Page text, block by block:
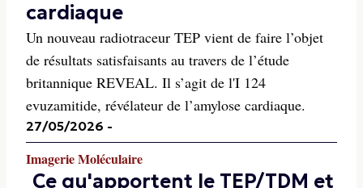
cardiaque
Un nouveau radiotraceur TEP vient de faire l’objet
de résultats satisfaisants au travers de l’étude
britannique REVEAL. Il s’agit de l'I 124
evuzamitide, révélateur de l’amylose cardiaque.
27/05/2026 -
Imagerie Moléculaire
Ce qu'apportent le TEP/TDM et